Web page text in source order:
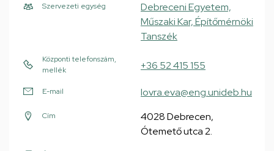
Szervezeti egység
Debreceni Egyetem,
Műszaki Kar, Építőmérnöki
Tanszék
Központi telefonszám,
mellék
+36 52 415 155
E-mail lovra.eva@eng.unideb.hu
Cím
4028 Debrecen,
Ótemető utca 2.